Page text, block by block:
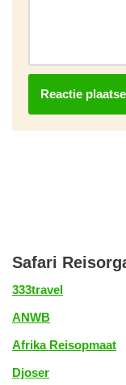
Safari
333travel
ANWB
Afrika Reisopmaat
Djoser